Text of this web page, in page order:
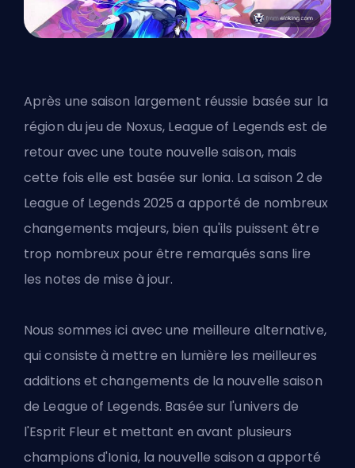
Après une saison largement réussie basée sur la
région du jeu de Noxus, League of Legends est de
retour avec une toute nouvelle saison, mais
cette fois elle est basée sur Ionia. La saison 2 de
League of Legends 2025 a apporté de nombreux
changements majeurs, bien qu'ils puissent être
trop nombreux pour être remarqués sans lire
les notes de mise à jour.
Nous sommes ici avec une meilleure alternative,
qui consiste à mettre en lumière les meilleures
additions et changements de la nouvelle saison
de League of Legends. Basée sur l'univers de
l'Esprit Fleur et mettant en avant plusieurs
champions d'Ionia, la nouvelle saison a apporté